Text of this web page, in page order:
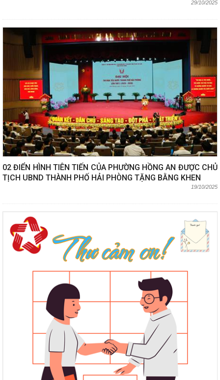
29/10/2025
02 ĐIỂN HÌNH TIÊN TIẾN CỦA PHƯỜNG HỒNG AN ĐƯỢC CHỦ
TỊCH UBND THÀNH PHỐ HẢI PHÒNG TẶNG BẰNG KHEN
19/10/2025